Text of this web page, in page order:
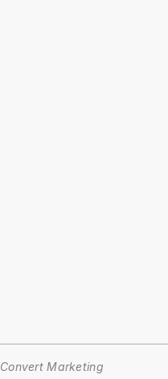
Convert Marketing